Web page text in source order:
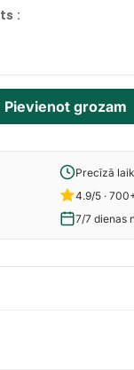
:
Pievienot grozam
Precīzā
4.9/5 ·
7/7 dienas